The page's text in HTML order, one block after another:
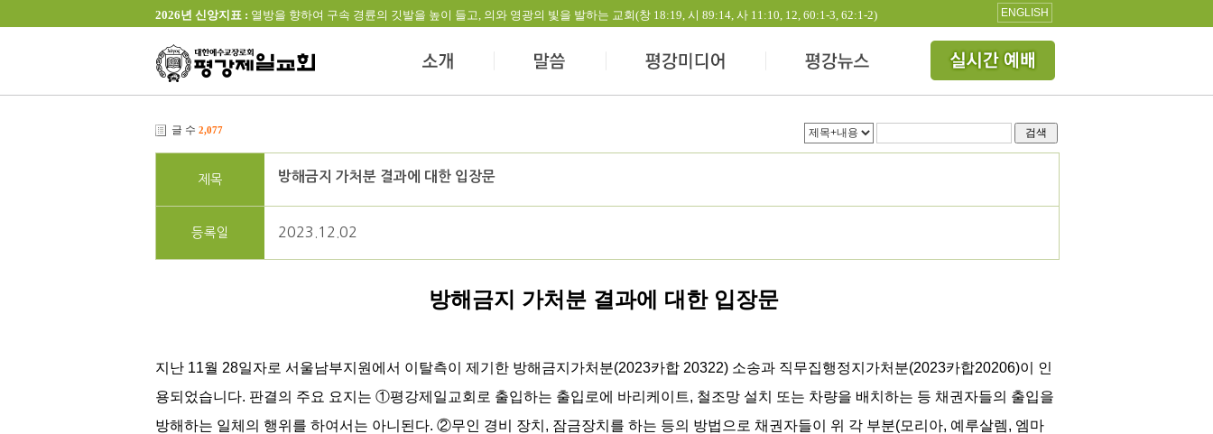
2026년 신앙지표 : 열방을 향하여 구속 경륜의 깃발을 높이 들고, 의와 영광의 빛을 발하는 교회(창 18:19, 시 89:14, 사 11:10, 12, 60:1-3, 62:1-2) ENGLISH
글 수 2,077 검색
제목 방해금지 가처분 결과에 대한 입장문
등록일 2023.12.02
방해금지 가처분 결과에 대한 입장문
지난 11월 28일자로 서울남부지원에서 이탈측이 제기한 방해금지가처분(2023카합 20322) 소송과 직무집행정지가처분(2023카합20206)이 인
용되었습니다. 판결의 주요 요지는 ①평강제일교회로 출입하는 출입로에 바리케이트, 철조망 설치 또는 차량을 배치하는 등 채권자들의 출입을
방해하는 일체의 행위를 하여서는 아니된다. ②무인 경비 장치, 잠금장치를 하는 등의 방법으로 채권자들이 위 각 부분(모리아, 예루살렘, 엠마